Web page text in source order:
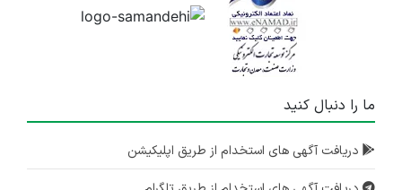
ما را دنبال کنید
دریافت آگهی های استخدام از طریق اپلیکیشن